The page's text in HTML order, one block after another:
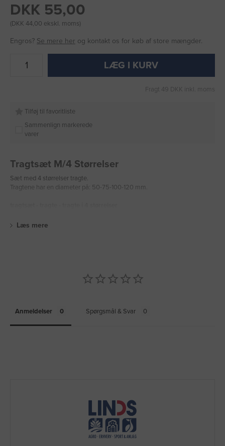
DKK 55,00
(DKK 44,00 ekskl. moms)
Engros? Se mere her og kontakt os for køb af store mængder.
LÆG I KURV
Fragt 49 DKK inkl. moms
Tilføj til favoritliste
Sammenlign markerede
varer
Tragtsæt M/4 Størrelser
Sæt med 4 størrelser tragte.
Tragtene har en diameter på: 50-75-100-120 mm.
Læs mere
Anmeldelser Spørgsmål & Svar